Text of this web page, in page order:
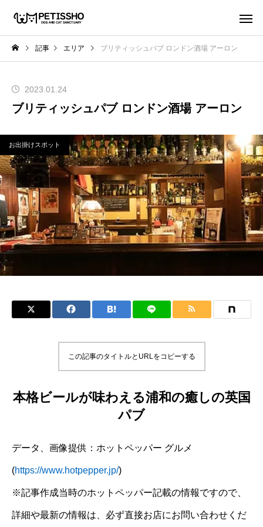
記事 エリア ブリティッシュパブ ロンドン酒場 アーロン
2023.01.24
ブリティッシュパブ ロンドン酒場 アーロン
お出掛けスポット
この記事のタイトルとURLをコピーする
本格ビールが味わえる浦和の癒しの英国
パブ
データ、画像提供：ホットペッパー グルメ
(https://www.hotpepper.jp/)
※記事作成当時のホットペッパー記載の情報ですので、
詳細や最新の情報は、必ず直接お店にお問い合わせくだ